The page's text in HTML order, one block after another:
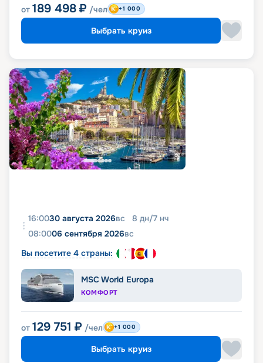
от 189 498 ₽ /чел +1 000
Выбрать круиз
16:0030 августа 2026вс 8 дн/7 нч
08:0006 сентября 2026вс
Вы посетите 4 страны:
MSC World Europa
КОМФОРТ
от 129 751 ₽ /чел +1 000
Выбрать круиз